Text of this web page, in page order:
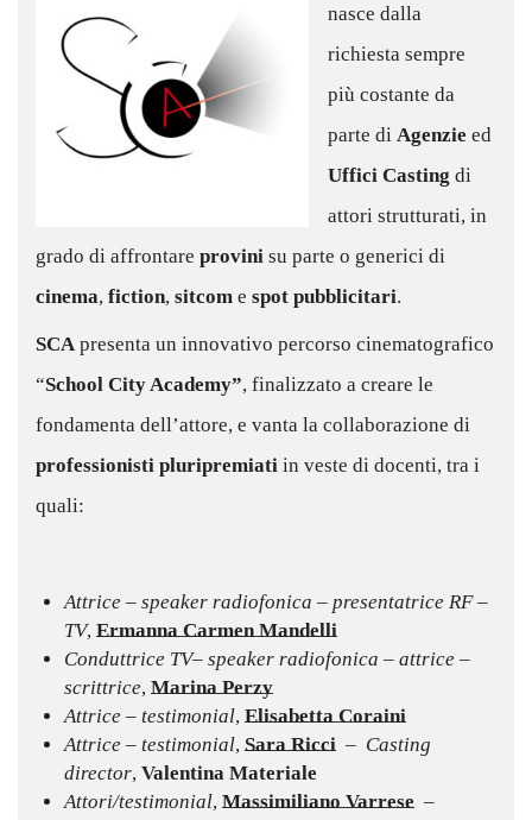
nasce dalla
richiesta sempre
più costante da
parte di Agenzie ed
Uffici Casting di
attori strutturati, in
grado di affrontare provini su parte o generici di
cinema, fiction, sitcom e spot pubblicitari.
SCA presenta un innovativo percorso cinematografico
“School City Academy”, finalizzato a creare le
fondamenta dell’attore, e vanta la collaborazione di
professionisti pluripremiati in veste di docenti, tra i
quali:
Attrice – speaker radiofonica – presentatrice RF –
TV, Ermanna Carmen Mandelli
Conduttrice TV– speaker radiofonica – attrice –
scrittrice, Marina Perzy
Attrice – testimonial, Elisabetta Coraini
Attrice – testimonial, Sara Ricci – Casting
director, Valentina Materiale
Attori/testimonial, Massimiliano Varrese –